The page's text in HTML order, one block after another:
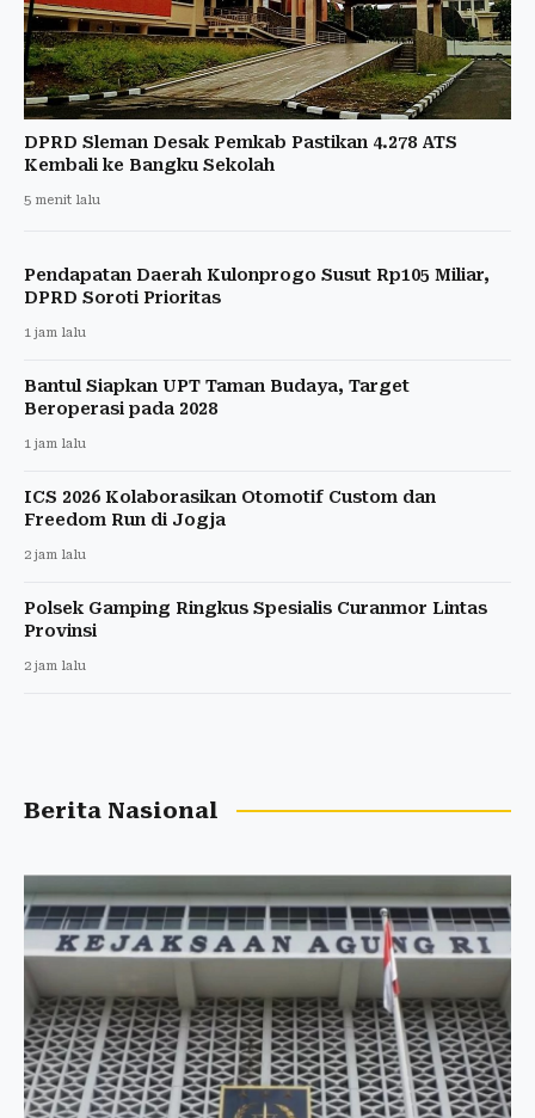
DPRD Sleman Desak Pemkab Pastikan 4.278 ATS
Kembali ke Bangku Sekolah
5 menit lalu
Pendapatan Daerah Kulonprogo Susut Rp105 Miliar,
DPRD Soroti Prioritas
1 jam lalu
Bantul Siapkan UPT Taman Budaya, Target
Beroperasi pada 2028
1 jam lalu
ICS 2026 Kolaborasikan Otomotif Custom dan
Freedom Run di Jogja
2 jam lalu
Polsek Gamping Ringkus Spesialis Curanmor Lintas
Provinsi
2 jam lalu
Berita Nasional